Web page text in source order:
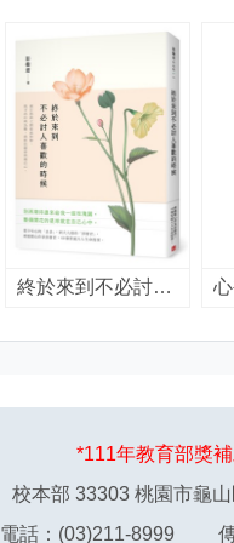
終於來到不必討人喜歡的時候 / 彭樹君著
*111年教育部獎
校本部 33303 桃園市龜
電話：(03)211-8999 傳